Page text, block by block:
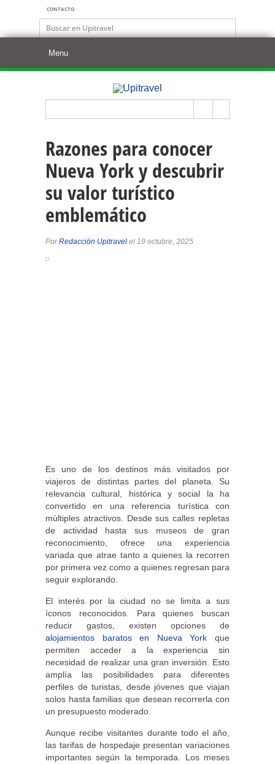
CONTACTO
Razones para conocer
Nueva York y descubrir
su valor turístico
emblemático
PorRedacción Upitravel el 19 octubre, 2025
Es uno de los destinos más visitados por
viajeros de distintas partes del planeta. Su
relevancia cultural, histórica y social la ha
convertido en una referencia turística con
múltiples atractivos. Desde sus calles repletas
de actividad hasta sus museos de gran
reconocimiento, ofrece una experiencia
variada que atrae tanto a quienes la recorren
por primera vez como a quienes regresan para
seguir explorando.
El interés por la ciudad no se limita a sus
íconos reconocidos. Para quienes buscan
reducir gastos, existen opciones de
alojamientos baratos en Nueva York que
permiten acceder a la experiencia sin
necesidad de realizar una gran inversión. Esto
amplía las posibilidades para diferentes
perfiles de turistas, desde jóvenes que viajan
solos hasta familias que desean recorrerla con
un presupuesto moderado.
Aunque recibe visitantes durante todo el año,
las tarifas de hospedaje presentan variaciones
importantes según la temporada. Los meses